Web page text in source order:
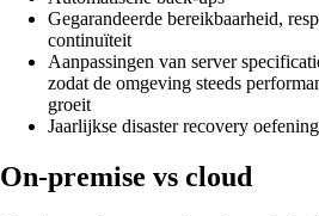
Gegarandeerde bereikbaarheid,
continuïteit
Aanpassingen van server
zodat de omgeving steeds
groeit
Jaarlijkse disaster recovery
On-premise vs cloud